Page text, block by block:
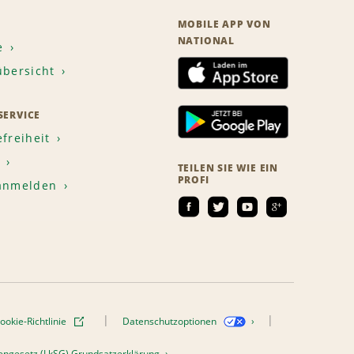
MOBILE APP VON
NATIONAL
TEILEN SIE WIE EIN
PROFI
Richtlinie Datenschutzoptionen